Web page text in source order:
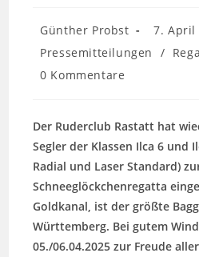
Beitrags-
Günther Probst
Beitrag
7. April
Beitrags-
Pressemitteilungen /
Beitrags-
0 Kommentare
Der Ruderclub Rastatt hat
Segler der Klassen Ilca 6 und
Radial und Laser Standard)
Schneeglöckchenregatta
Goldkanal, ist der größte
Württemberg. Bei gutem
05./06.04.2025 zur Freude